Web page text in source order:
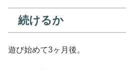
続けるか
遊び始めて3ヶ月後。